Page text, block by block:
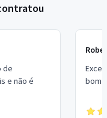
de
e não é
bom